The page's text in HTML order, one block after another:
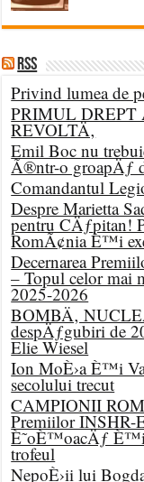
RSS
Privind lumea de
PRIMUL
REVOLTÄ‚
Emil Boc nu
Ã®ntr-o groapÄƒ
Comandantul
Despre Marietta
pentru CÄƒpitan!
RomÃ¢nia È™i
Decernarea
– Topul celor mai
2025-2026
BOMBÄ‚
despÄƒgubiri de
Elie Wiesel
Ion MoÈ›a È™i
secolului trecut
CAMPIONII
Premiilor INSHR-
È˜oÈ™oacÄƒ
trofeul
NepoÈ›ii lui